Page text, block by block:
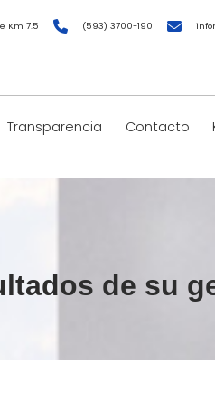
Km 7.5 (593) 3700-190
Transparencia Contacto
de su